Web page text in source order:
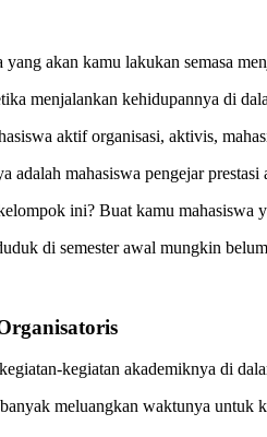
akan kamu lakukan semasa
menjalankan kehidupannya di
aktif organisasi, aktivis,
adalah mahasiswa pengejar prestasi
ini? Buat kamu
di semester awal mungkin
kegiatan akademiknya di
meluangkan waktunya